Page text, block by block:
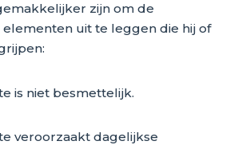
zijn om de
uit te leggen die hij of
is niet besmettelijk.
veroorzaakt dagelijkse